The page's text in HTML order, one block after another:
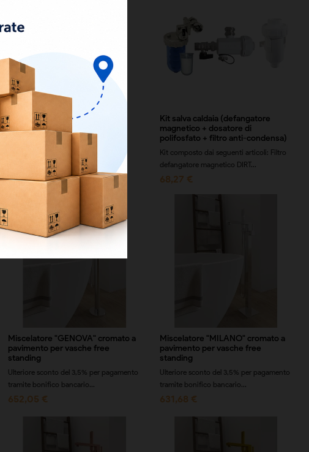
Gomito Maschio 90° Filettato
Femmina
Disponibile nei diametri Ø 20x1/2"
Kit salva caldaia (defangatore
magnetico + dosatore di
polifosfato + filtro anti-condensa)
Kit composto dai seguenti articoli: Filtro
defangatore magnetico DIRT...
68,27 €
Miscelatore "GENOVA" cromato a
pavimento per vasche free
standing
Ulteriore sconto del 3,5% per pagamento
tramite bonifico bancario...
652,05 €
Miscelatore "MILANO" cromato a
pavimento per vasche free
standing
Ulteriore sconto del 3,5% per pagamento
tramite bonifico bancario...
631,68 €